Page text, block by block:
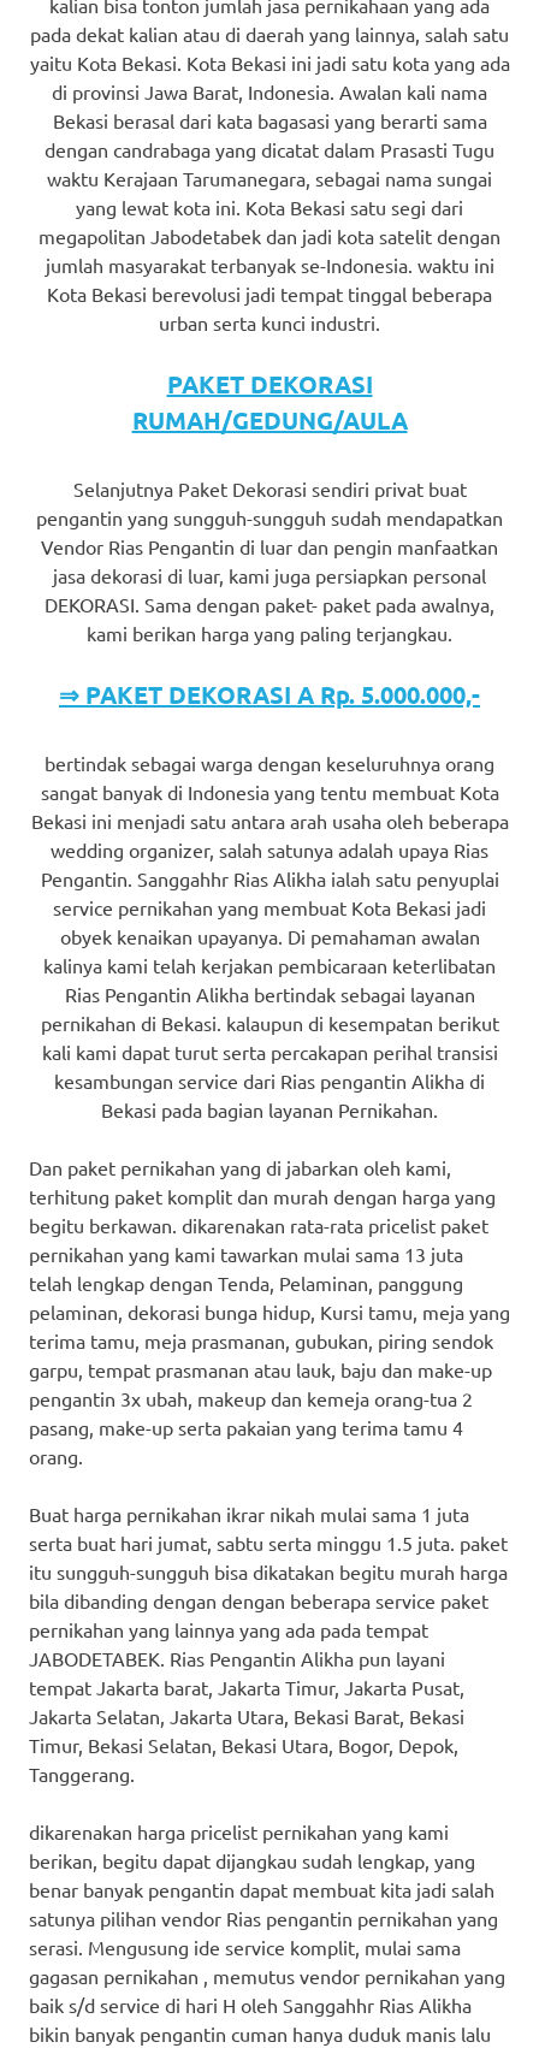
kalian bisa tonton jumlah jasa pernikahaan yang ada
pada dekat kalian atau di daerah yang lainnya, salah satu
yaitu Kota Bekasi. Kota Bekasi ini jadi satu kota yang ada
di provinsi Jawa Barat, Indonesia. Awalan kali nama
Bekasi berasal dari kata bagasasi yang berarti sama
dengan candrabaga yang dicatat dalam Prasasti Tugu
waktu Kerajaan Tarumanegara, sebagai nama sungai
yang lewat kota ini. Kota Bekasi satu segi dari
megapolitan Jabodetabek dan jadi kota satelit dengan
jumlah masyarakat terbanyak se-Indonesia. waktu ini
Kota Bekasi berevolusi jadi tempat tinggal beberapa
urban serta kunci industri.
PAKET DEKORASI
RUMAH/GEDUNG/AULA
Selanjutnya Paket Dekorasi sendiri privat buat
pengantin yang sungguh-sungguh sudah mendapatkan
Vendor Rias Pengantin di luar dan pengin manfaatkan
jasa dekorasi di luar, kami juga persiapkan personal
DEKORASI. Sama dengan paket- paket pada awalnya,
kami berikan harga yang paling terjangkau.
⇒ PAKET DEKORASI A Rp. 5.000.000,-
bertindak sebagai warga dengan keseluruhnya orang
sangat banyak di Indonesia yang tentu membuat Kota
Bekasi ini menjadi satu antara arah usaha oleh beberapa
wedding organizer, salah satunya adalah upaya Rias
Pengantin. Sanggahhr Rias Alikha ialah satu penyuplai
service pernikahan yang membuat Kota Bekasi jadi
obyek kenaikan upayanya. Di pemahaman awalan
kalinya kami telah kerjakan pembicaraan keterlibatan
Rias Pengantin Alikha bertindak sebagai layanan
pernikahan di Bekasi. kalaupun di kesempatan berikut
kali kami dapat turut serta percakapan perihal transisi
kesambungan service dari Rias pengantin Alikha di
Bekasi pada bagian layanan Pernikahan.
Dan paket pernikahan yang di jabarkan oleh kami,
terhitung paket komplit dan murah dengan harga yang
begitu berkawan. dikarenakan rata-rata pricelist paket
pernikahan yang kami tawarkan mulai sama 13 juta
telah lengkap dengan Tenda, Pelaminan, panggung
pelaminan, dekorasi bunga hidup, Kursi tamu, meja yang
terima tamu, meja prasmanan, gubukan, piring sendok
garpu, tempat prasmanan atau lauk, baju dan make-up
pengantin 3x ubah, makeup dan kemeja orang-tua 2
pasang, make-up serta pakaian yang terima tamu 4
orang.
Buat harga pernikahan ikrar nikah mulai sama 1 juta
serta buat hari jumat, sabtu serta minggu 1.5 juta. paket
itu sungguh-sungguh bisa dikatakan begitu murah harga
bila dibanding dengan dengan beberapa service paket
pernikahan yang lainnya yang ada pada tempat
JABODETABEK. Rias Pengantin Alikha pun layani
tempat Jakarta barat, Jakarta Timur, Jakarta Pusat,
Jakarta Selatan, Jakarta Utara, Bekasi Barat, Bekasi
Timur, Bekasi Selatan, Bekasi Utara, Bogor, Depok,
Tanggerang.
dikarenakan harga pricelist pernikahan yang kami
berikan, begitu dapat dijangkau sudah lengkap, yang
benar banyak pengantin dapat membuat kita jadi salah
satunya pilihan vendor Rias pengantin pernikahan yang
serasi. Mengusung ide service komplit, mulai sama
gagasan pernikahan , memutus vendor pernikahan yang
baik s/d service di hari H oleh Sanggahhr Rias Alikha
bikin banyak pengantin cuman hanya duduk manis lalu